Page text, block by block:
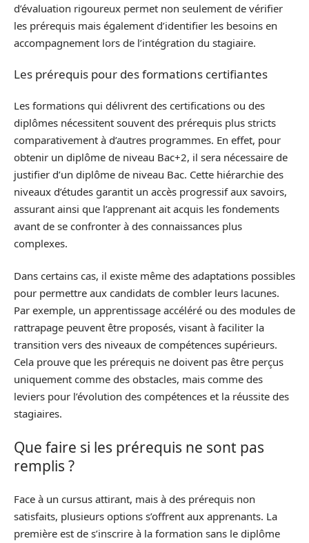
d’évaluation rigoureux permet non seulement de vérifier
les prérequis mais également d’identifier les besoins en
accompagnement lors de l’intégration du stagiaire.
Les prérequis pour des formations certifiantes
Les formations qui délivrent des certifications ou des
diplômes nécessitent souvent des prérequis plus stricts
comparativement à d’autres programmes. En effet, pour
obtenir un diplôme de niveau Bac+2, il sera nécessaire de
justifier d’un diplôme de niveau Bac. Cette hiérarchie des
niveaux d’études garantit un accès progressif aux savoirs,
assurant ainsi que l’apprenant ait acquis les fondements
avant de se confronter à des connaissances plus
complexes.
Dans certains cas, il existe même des adaptations possibles
pour permettre aux candidats de combler leurs lacunes.
Par exemple, un apprentissage accéléré ou des modules de
rattrapage peuvent être proposés, visant à faciliter la
transition vers des niveaux de compétences supérieurs.
Cela prouve que les prérequis ne doivent pas être perçus
uniquement comme des obstacles, mais comme des
leviers pour l’évolution des compétences et la réussite des
stagiaires.
Que faire si les prérequis ne sont pas
remplis ?
Face à un cursus attirant, mais à des prérequis non
satisfaits, plusieurs options s’offrent aux apprenants. La
première est de s’inscrire à la formation sans le diplôme